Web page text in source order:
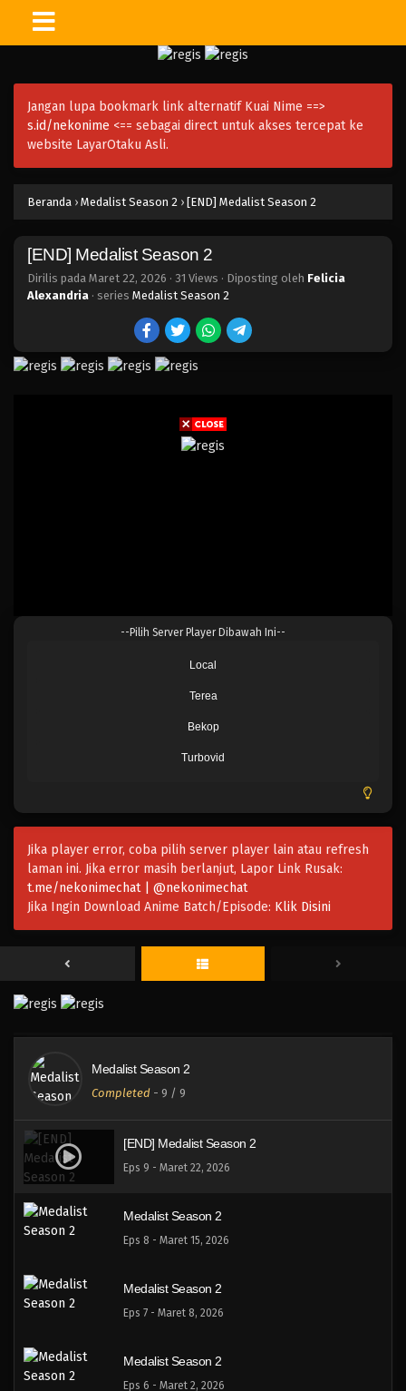
Jangan lupa bookmark link alternatif Kuai Nime ==>
s.id/nekonime <== sebagai direct untuk akses tercepat ke
website LayarOtaku Asli.
Beranda › Medalist Season 2 › [END] Medalist Season 2
[END] Medalist Season 2
Dirilis pada Maret 22, 2026 · 31 Views · Diposting oleh Felicia
Alexandria · series Medalist Season 2
--Pilih Server Player Dibawah Ini--
Local
Terea
Bekop
Turbovid
Jika player error, coba pilih server player lain atau refresh
laman ini. Jika error masih berlanjut, Lapor Link Rusak:
t.me/nekonimechat | @nekonimechat
Jika Ingin Download Anime Batch/Episode: Klik Disini
Medalist Season 2
Completed - 9 / 9
[END] Medalist Season 2
Eps 9 - Maret 22, 2026
Medalist Season 2
Eps 8 - Maret 15, 2026
Medalist Season 2
Eps 7 - Maret 8, 2026
Medalist Season 2
Eps 6 - Maret 2, 2026